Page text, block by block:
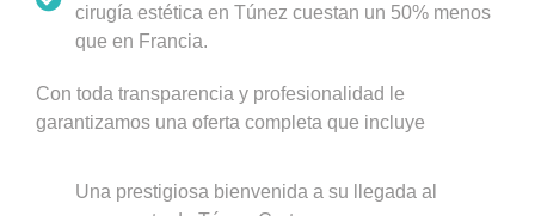
cirugía estética en Túnez cuestan un 50% menos
que en Francia.
Con toda transparencia y profesionalidad le
garantizamos una oferta completa que incluye
Una prestigiosa bienvenida a su llegada al